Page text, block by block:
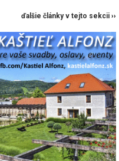
ďalšie články v tejto sekcii ››